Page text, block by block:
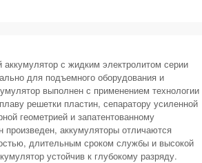
аккумулятор с жидким электролитом серии
для подъемного оборудования и
выполнен с применением технологии
решетки пластин, сепаратору усиленной
геометрией и запатентованному
произведен, аккумуляторы отличаются
длительным сроком службы и высокой
устойчив к глубокому разряду.